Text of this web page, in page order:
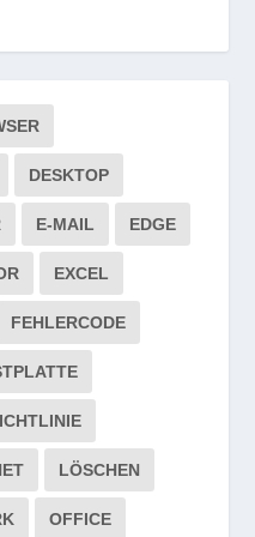
DESKTOP
E-MAIL EDGE
EXCEL
FEHLERCODE
LÖSCHEN
OFFICE